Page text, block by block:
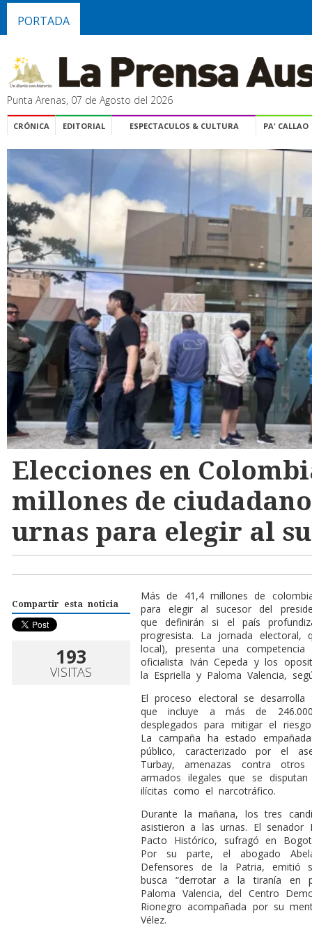
PORTADA
Punta Arenas, 07 de Agosto del 2026
CRÓNICA EDITORIAL ESPECTACULOS & CULTURA PA' CALLAO
Elecciones en
millones de
urnas para elegir al
Compartir esta noticia
193
VISITAS
Más de 41,4 millones de
para elegir al sucesor del
que definirán si el país
progresista. La jornada electoral,
local), presenta una
oficialista Iván Cepeda y los
la Espriella y Paloma Valencia,
El proceso electoral se
que incluye a más de
desplegados para mitigar el
La campaña ha estado
público, caracterizado por el
Turbay, amenazas contra
armados ilegales que se
ilícitas como el narcotráfico.
Durante la mañana, los tres
asistieron a las urnas. El senador
Pacto Histórico, sufragó en
Por su parte, el abogado
Defensores de la Patria, emitió
busca “derrotar a la tiranía en
Paloma Valencia, del Centro
Rionegro acompañada por su
Vélez.